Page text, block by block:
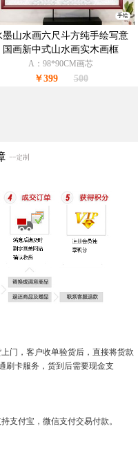
手绘
墨山水画六尺斗方纯手绘写意
国画新中式山水画实木画框
A：98*90CM画芯
￥399 500
门，客户收单验货后，直接将货款
刷卡服务，货到后需要现金支
付宝，微信支付交易付款。